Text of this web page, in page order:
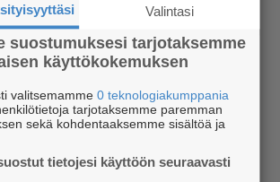
TAPAHTUMA
Kittilän poropäivillä 11.
huhtikuuta on tarjolla makuja,
perinteitä ja ohjelmaa
Valintasi
suostumuksesi tarjotaksemme
käyttökokemuksen
valitsemamme0 teknologiakumppania
tarjotaksemme paremman
sekä kohdentaaksemme sisältöä ja
tietojesi käyttöön seuraavasti